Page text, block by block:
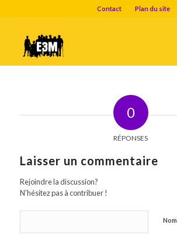
Contact Plan du site
0
RÉPONSES
Laisser un commentaire
Rejoindre la discussion?
N’hésitez pas à contribuer !
Nom